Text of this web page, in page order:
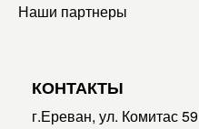
Наши партнеры
КОНТАКТЫ
г.Ереван, ул. Комитас 59